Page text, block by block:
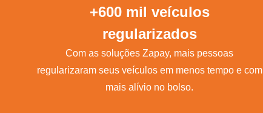
+600 mil veículos
regularizados
Com as soluções Zapay, mais pessoas
regularizaram seus veículos em menos tempo e com
mais alívio no bolso.